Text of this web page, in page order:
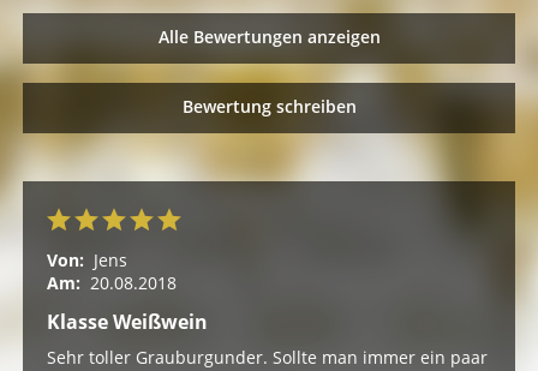
Alle Bewertungen anzeigen
Bewertung schreiben
Von: Jens
Am: 20.08.2018
Klasse Weißwein
Sehr toller Grauburgunder. Sollte man immer ein paar